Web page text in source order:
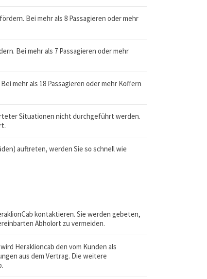
Bei mehr als 8 Passagieren oder mehr
Bei mehr als 7 Passagieren oder mehr
mehr als 18 Passagieren oder mehr Koffern
Situationen nicht durchgeführt werden.
auftreten, werden Sie so schnell wie
kontaktieren. Sie werden gebeten,
Abholort zu vermeiden.
Heraklioncab den vom Kunden als
aus dem Vertrag. Die weitere